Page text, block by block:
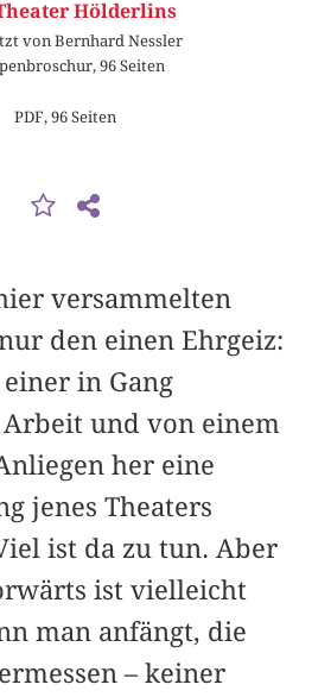
Hölderlins
von Bernhard Nessler
96 Seiten
PDF, 96 Seiten
versammelten
den einen Ehrgeiz:
in Gang
und von einem
her eine
jenes Theaters
ist da zu tun. Aber
ist vielleicht
man anfängt, die
– keiner